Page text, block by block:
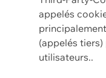
appelés
(appelés
utilisateurs..